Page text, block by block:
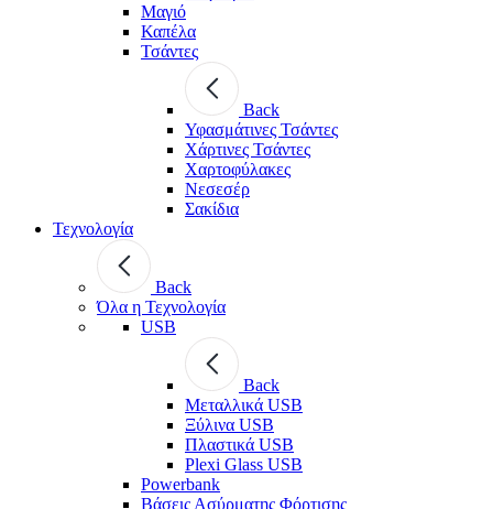
Μαγιό
Καπέλα
Τσάντες
Back
Υφασμάτινες Τσάντες
Χάρτινες Τσάντες
Χαρτοφύλακες
Νεσεσέρ
Σακίδια
Τεχνολογία
Back
Όλα η Τεχνολογία
USB
Back
Μεταλλικά USB
Ξύλινα USB
Πλαστικά USB
Plexi Glass USB
Powerbank
Βάσεις Ασύρματης Φόρτισης